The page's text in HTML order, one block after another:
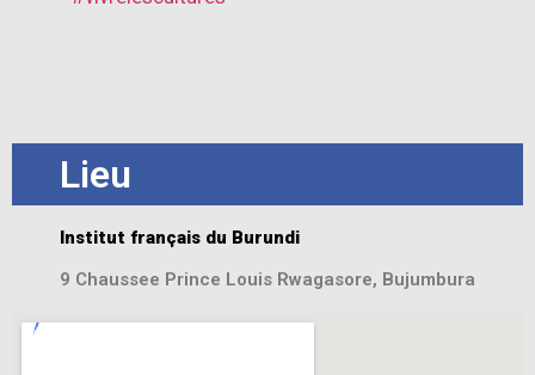
Lieu
Institut français du Burundi
9 Chaussee Prince Louis Rwagasore, Bujumbura